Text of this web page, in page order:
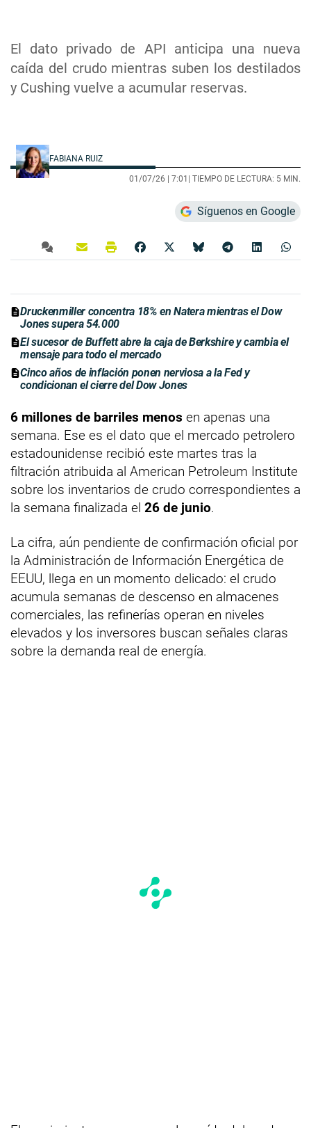
El dato privado de API anticipa una nueva
caída del crudo mientras suben los destilados
y Cushing vuelve a acumular reservas.
FABIANA RUIZ
01/07/26 | 7:01 | TIEMPO DE LECTURA: 5 MIN.
Síguenos en Google
Druckenmiller concentra 18% en Natera mientras el Dow
Jones supera 54.000
El sucesor de Buffett abre la caja de Berkshire y cambia el
mensaje para todo el mercado
Cinco años de inflación ponen nerviosa a la Fed y
condicionan el cierre del Dow Jones
6 millones de barriles menos en apenas una
semana. Ese es el dato que el mercado petrolero
estadounidense recibió este martes tras la
filtración atribuida al American Petroleum Institute
sobre los inventarios de crudo correspondientes a
la semana finalizada el 26 de junio.
La cifra, aún pendiente de confirmación oficial por
la Administración de Información Energética de
EEUU, llega en un momento delicado: el crudo
acumula semanas de descenso en almacenes
comerciales, las refinerías operan en niveles
elevados y los inversores buscan señales claras
sobre la demanda real de energía.